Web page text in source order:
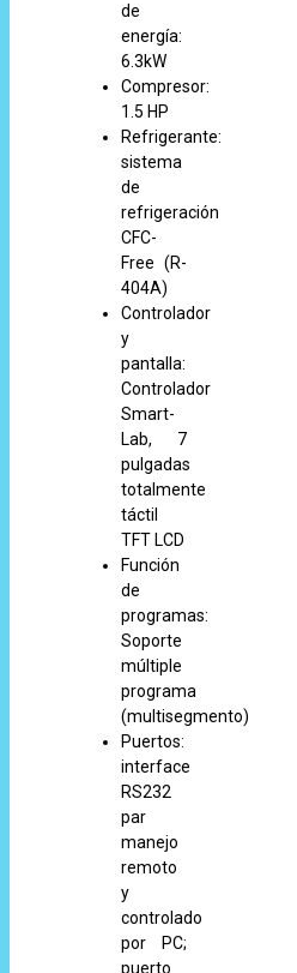
de
energía:
6.3kW
Compresor:
1.5 HP
Refrigerante:
sistema
de
refrigeración
CFC-
Free (R-
404A)
Controlador
y
pantalla:
Controlador
Smart-
Lab, 7
pulgadas
totalmente
táctil
TFT LCD
Función
de
programas:
Soporte
múltiple
programa
(multisegmento)
Puertos:
interface
RS232
par
manejo
remoto
y
controlado
por PC;
puerto